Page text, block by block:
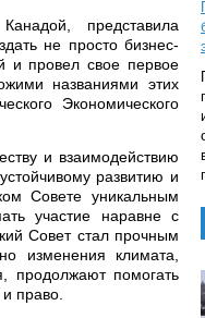
представила
не просто бизнес-
и провел свое первое
названиями этих
Экономического
и взаимодействию
развитию и
Совете уникальным
участие наравне с
Совет стал прочным
изменения климата,
продолжают помогать
право.